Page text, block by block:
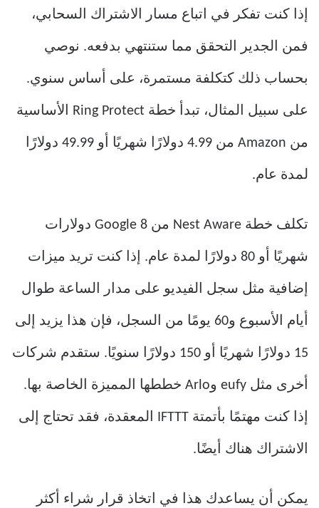
إذا كنت تفكر في اتباع مسار الاشتراك السحابي،
فمن الجدير التحقق مما ستنتهي بدفعه. نوصي
بحساب ذلك كتكلفة مستمرة، على أساس سنوي.
على سبيل المثال، تبدأ خطة Ring Protect الأساسية
من Amazon من 4.99 دولارًا شهريًا أو 49.99 دولارًا
لمدة عام.
تكلف خطة Nest Aware من Google 8 دولارات
شهريًا أو 80 دولارًا لمدة عام. إذا كنت تريد ميزات
إضافية مثل سجل الفيديو على مدار الساعة طوال
أيام الأسبوع و60 يومًا من السجل، فإن هذا يزيد إلى
15 دولارًا شهريًا أو 150 دولارًا سنويًا. ستقدم شركات
أخرى مثل eufy وArlo خططها المميزة الخاصة بها.
إذا كنت مهتمًا بأتمتة IFTTT المعقدة، فقد تحتاج إلى
الاشتراك هناك أيضًا.
يمكن أن يساعدك هذا في اتخاذ قرار شراء أكثر